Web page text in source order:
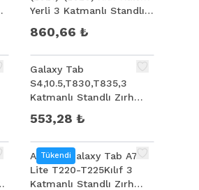
Yerli 3 Katmanlı Standlı
860,66 ₺
Galaxy Tab
S4,10.5,T830,T835,3
Katmanlı Standlı Zırh
553,28 ₺
Tükendi
Ally SM Galaxy Tab A7
Lite T220-T225Kılıf 3
Katmanlı Standlı Zırh